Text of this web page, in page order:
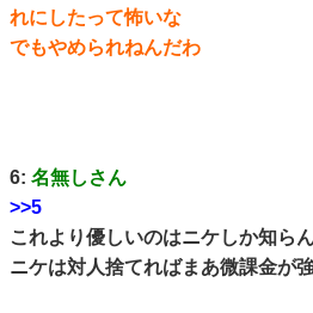
れにしたって怖いな
でもやめられねんだわ
6: 名無しさん
>>5
これより優しいのはニケしか知ら
ニケは対人捨てればまあ微課金が